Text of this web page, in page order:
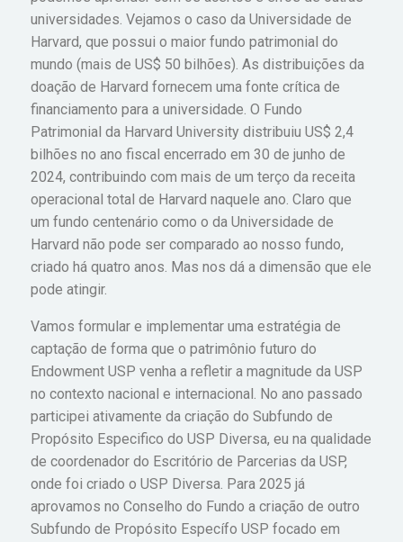
universidades. Vejamos o caso da Universidade de
Harvard, que possui o maior fundo patrimonial do
mundo (mais de US$ 50 bilhões). As distribuições da
doação de Harvard fornecem uma fonte crítica de
financiamento para a universidade. O Fundo
Patrimonial da Harvard University distribuiu US$ 2,4
bilhões no ano fiscal encerrado em 30 de junho de
2024, contribuindo com mais de um terço da receita
operacional total de Harvard naquele ano. Claro que
um fundo centenário como o da Universidade de
Harvard não pode ser comparado ao nosso fundo,
criado há quatro anos. Mas nos dá a dimensão que ele
pode atingir.
Vamos formular e implementar uma estratégia de
captação de forma que o patrimônio futuro do
Endowment USP venha a refletir a magnitude da USP
no contexto nacional e internacional. No ano passado
participei ativamente da criação do Subfundo de
Propósito Especifico do USP Diversa, eu na qualidade
de coordenador do Escritório de Parcerias da USP,
onde foi criado o USP Diversa. Para 2025 já
aprovamos no Conselho do Fundo a criação de outro
Subfundo de Propósito Específo USP focado em